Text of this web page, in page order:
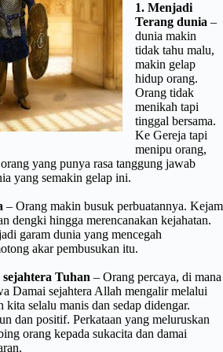
1. Menjadi
Terang dunia –
dunia makin
tidak tahu malu,
makin gelap
hidup orang.
Orang tidak
menikah tapi
tinggal bersama.
Ke Gereja tapi
menipu orang,
yang punya rasa tanggung jawab
yang semakin gelap ini.
– Orang makin busuk perbuatannya. Kejam
dengki hingga merencanakan kejahatan.
garam dunia yang mencegah
akar pembusukan itu.
Tuhan – Orang percaya, di mana
Damai sejahtera Allah mengalir melalui
selalu manis dan sedap didengar.
dan positif. Perkataan yang meluruskan
orang kepada sukacita dan damai